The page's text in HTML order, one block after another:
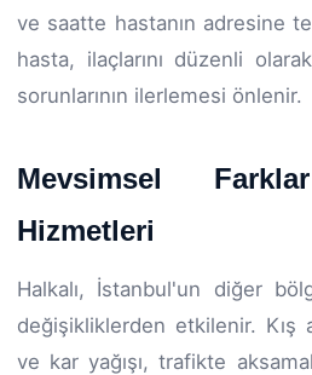
ve saatte hastanın adresine
hasta, ilaçlarını düzenli
sorunlarının ilerlemesi önlenir.
Mevsimsel
Hizmetleri
Halkalı, İstanbul'un diğer
değişikliklerden etkilenir. Kış
ve kar yağışı, trafikte